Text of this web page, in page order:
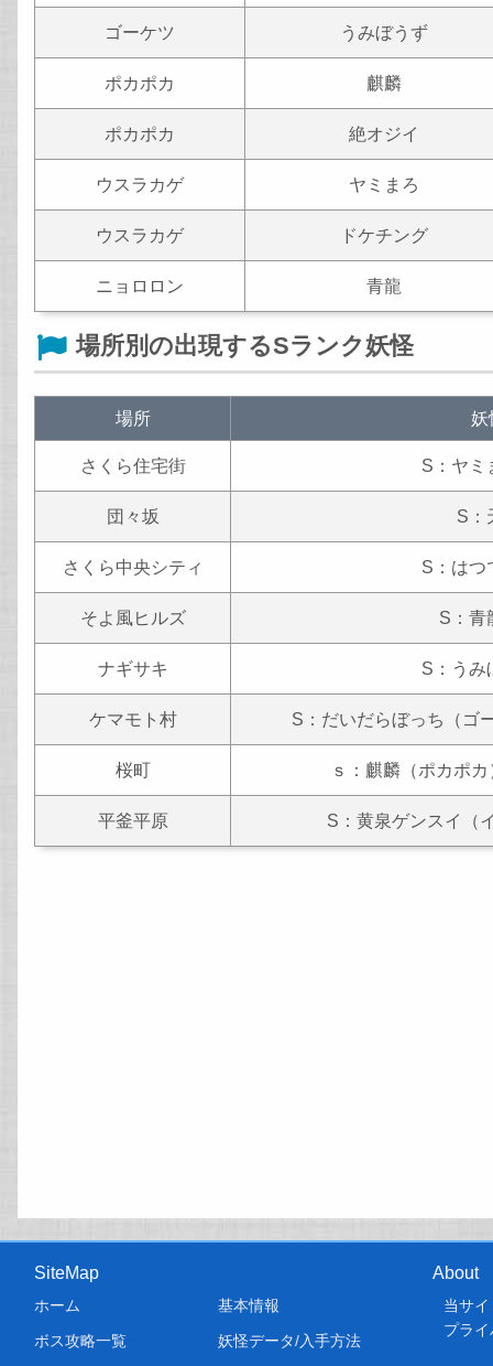
ゴーケツ うみぼうず
ポカポカ 麒麟
ポカポカ 絶オジイ
ウスラカゲ ヤミまろ
ウスラカゲ ドケチング
ニョロロン 青龍
場所別の出現するSランク妖怪
場所 妖
さくら住宅街 S：ヤミ
団々坂 S：
さくら中央シティ S：はつ
そよ風ヒルズ S：青
ナギサキ S：うみ
ケマモト村 S：だいだらぼっち（ゴ
桜町 ｓ：麒麟（ポカポ
平釜平原 S：黄泉ゲンスイ（
SiteMap
ホーム
基本情報
ボス攻略一覧
妖怪データ/入手方法
About
当サ
プラ